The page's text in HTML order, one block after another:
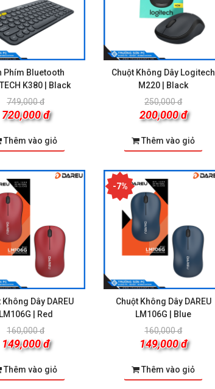
Phím Bluetooth
K380 | Black
749,000 đ
720,000 đ
Thêm vào giỏ
Chuột Không Dây Logitech
M220 | Black
250,000 đ
200,000 đ
Thêm vào giỏ
Không Dây DAREU
LM106G | Red
160,000 đ
149,000 đ
Thêm vào giỏ
-7%
Chuột Không Dây DAREU
LM106G | Blue
160,000 đ
149,000 đ
Thêm vào giỏ